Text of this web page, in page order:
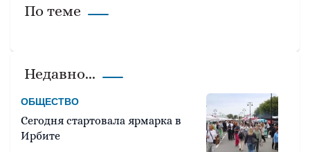
По теме
Недавно...
ОБЩЕСТВО
Сегодня стартовала ярмарка в
Ирбите